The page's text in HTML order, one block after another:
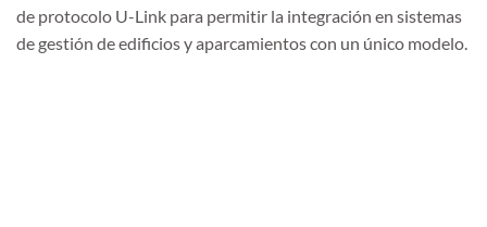
de protocolo U-Link para permitir la integración en sistemas
de gestión de edificios y aparcamientos con un único modelo.